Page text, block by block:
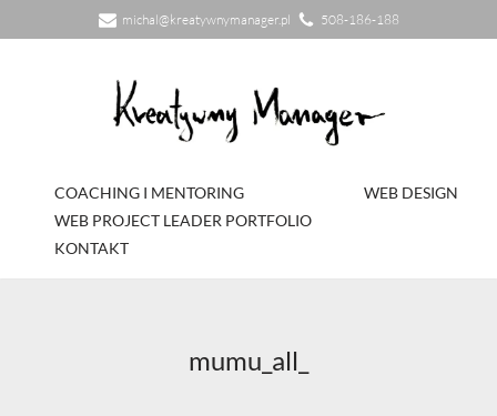
michal@kreatywnymanager.pl 508-186-188
COACHING I MENTORING
WEB DESIGN
WEB PROJECT LEADER PORTFOLIO
KONTAKT
mumu_all_